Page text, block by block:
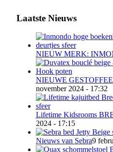
Laatste Nieuws
NIEUW MERK:
NIEUWE
november 2024 - 17:32
Lifetime Kidsrooms
2024 - 17:15
Nieuws van Sebra9